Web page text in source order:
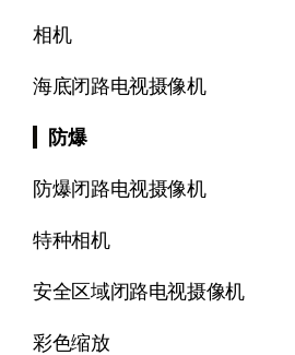
相机
海底闭路电视摄像机
防爆
防爆闭路电视摄像机
特种相机
安全区域闭路电视摄像机
彩色缩放